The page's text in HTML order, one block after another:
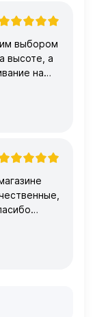
выбором
высоте, а
на